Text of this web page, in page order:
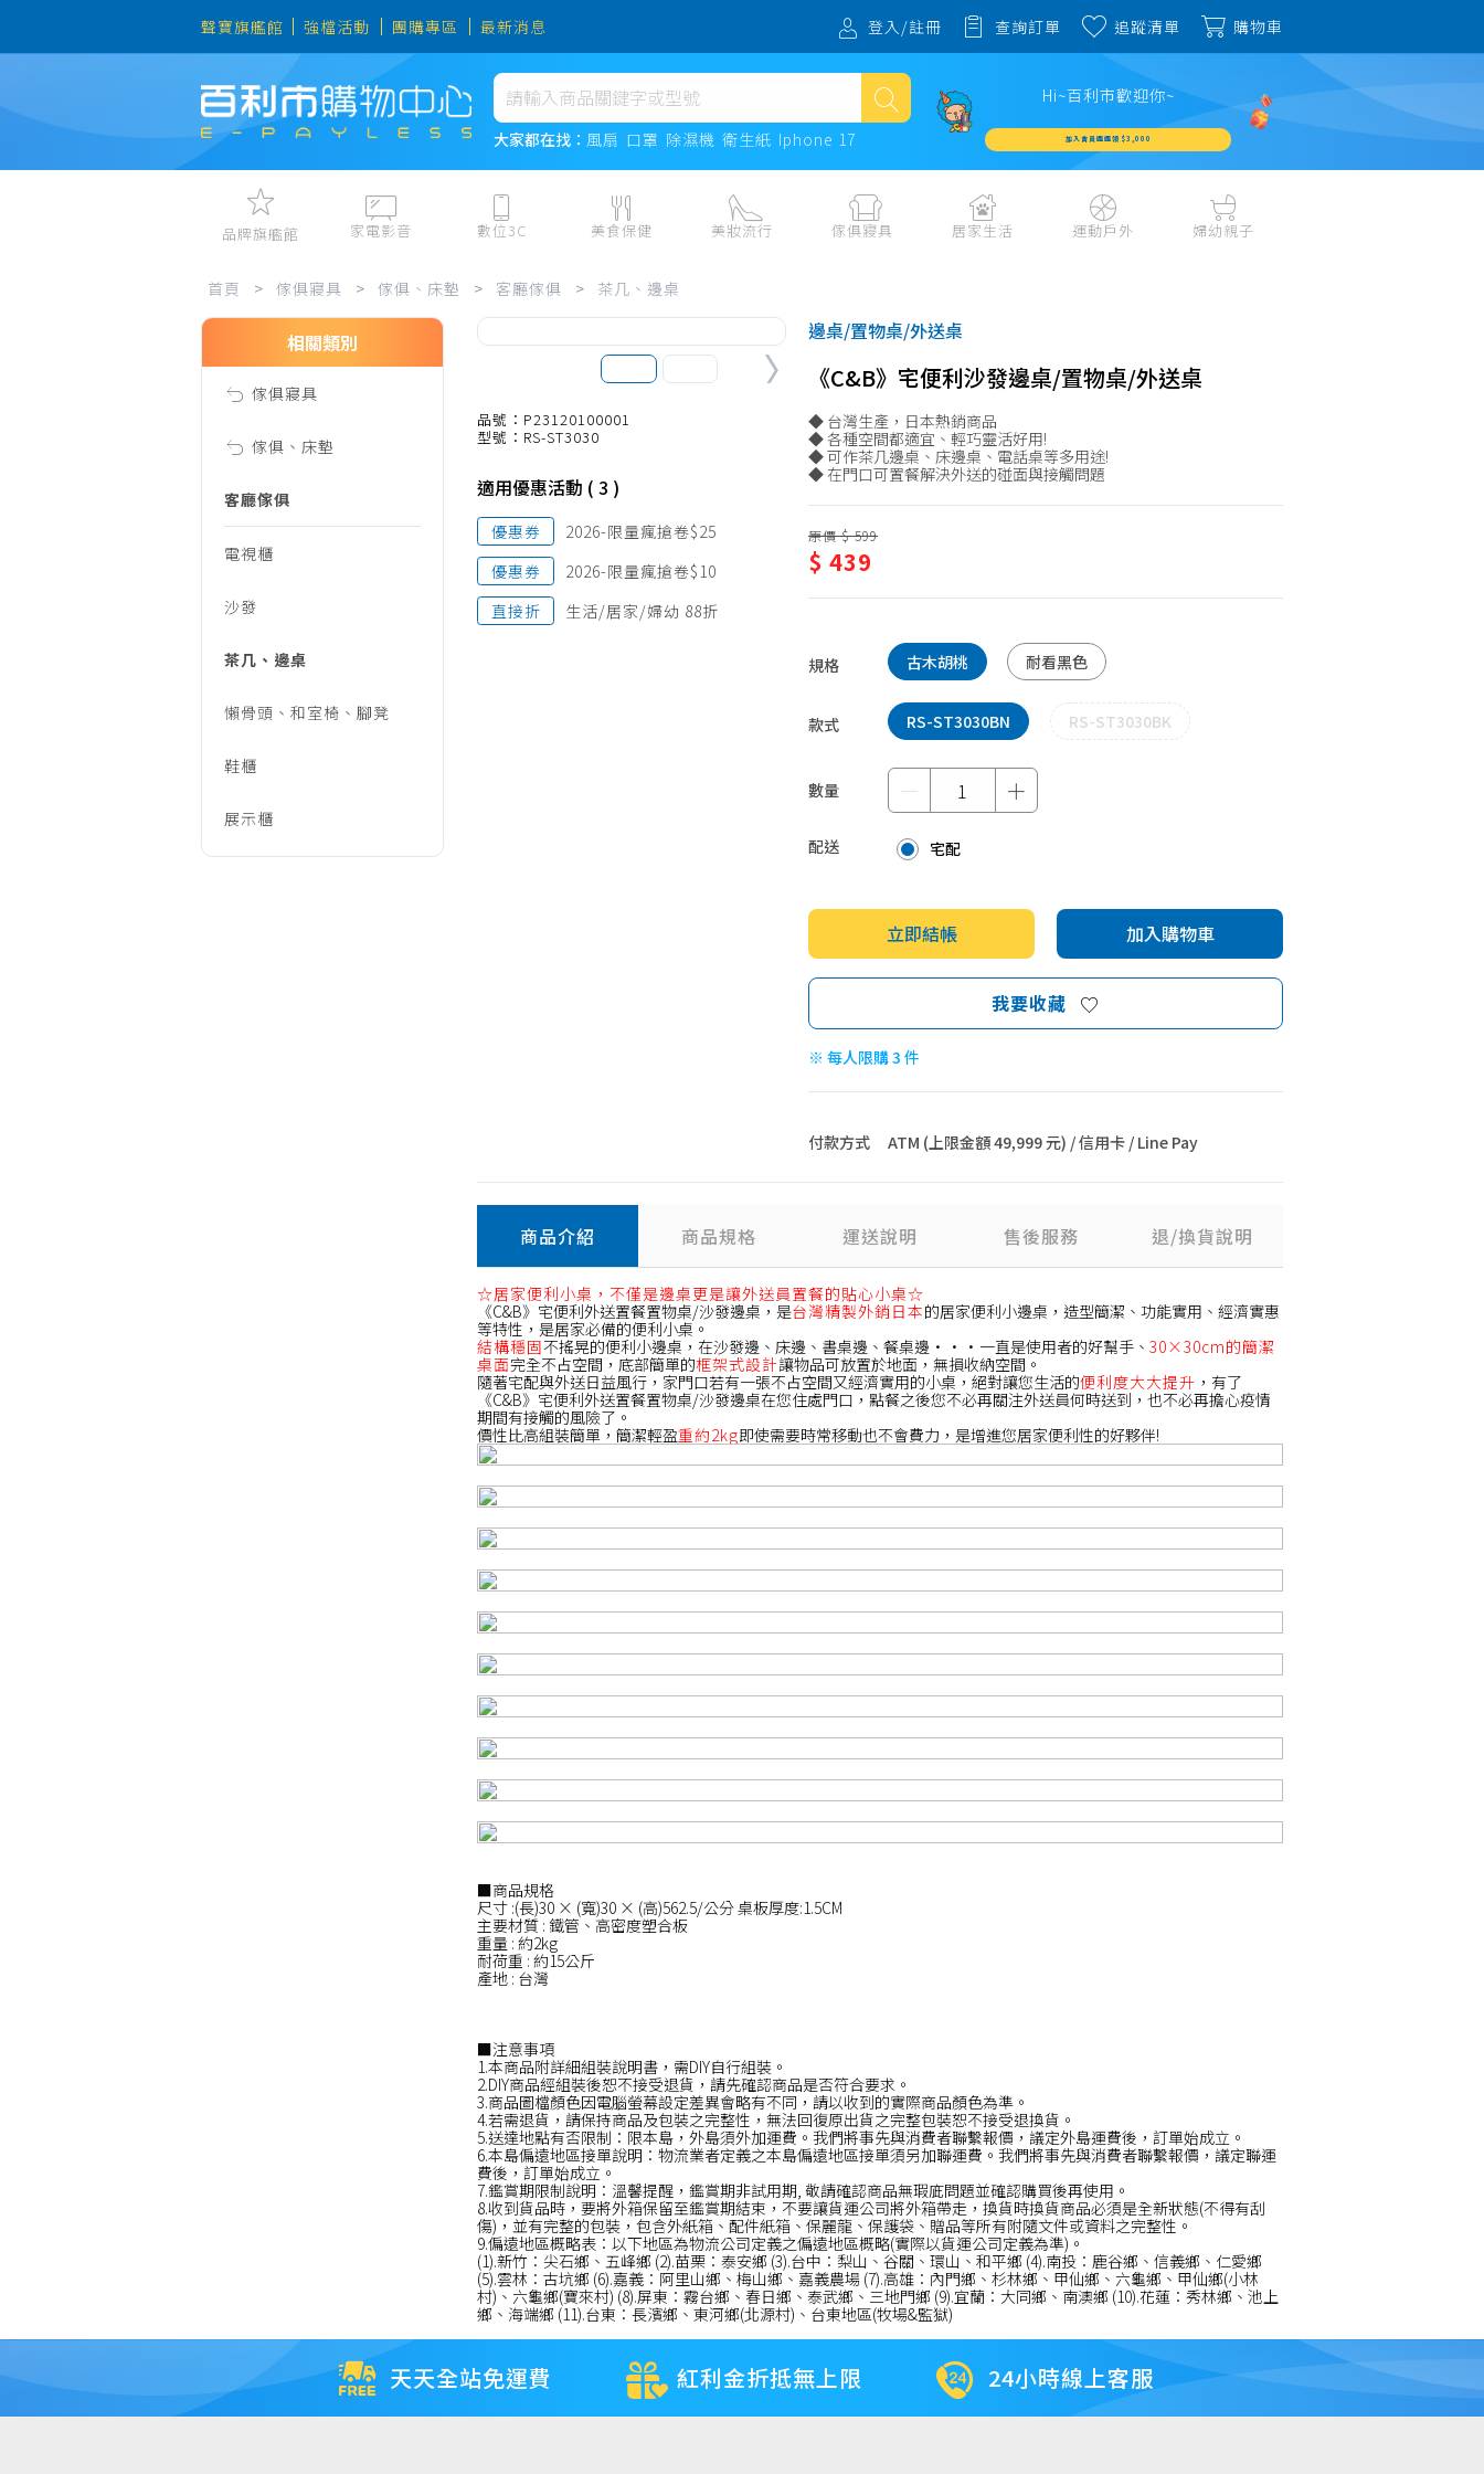
聲寶旗艦館 強檔活動 團購專區 最新消息 登入/註冊 查詢訂單 追蹤清單 購物車
大家都在找： 風扇 口罩 除濕機 衛生紙 Iphone 17
熱門搜尋
風扇
口罩
衛生紙
Iphone 17
Hi~百利市歡迎你~
加入會員週週領 $3,000
品牌旗艦館 家電影音
電冰箱、冷凍櫃
清淨機、除濕機
生活家電
數位3C
數位周邊
筆電、桌機
美食保健
紙本票券
水、飲料、沖泡
民生食材、烹飪調味
熟食、小吃、滷味
零食、果乾、肉乾
蛋糕甜點、冰品
生鮮、蔬果 (免稅)
生鮮、蔬果 (應稅)
美妝流行
流行配飾
傢俱寢具
寢具
傢飾百貨
衛浴
居家裝修
開運
居家生活
餐廚
生活其他用品
成人用品🔞
寵物飼料、寵物用品
運動戶外
健身、運動器材
運動配件、護具
自行車、電動車系列
婦幼親子
外出用品
首頁 > 傢俱寢具 > 傢俱、床墊 > 客廳傢俱 > 茶几、邊桌
相關類別
傢俱寢具
傢俱、床墊
客廳傢俱
電視櫃
沙發
茶几、邊桌
懶骨頭、和室椅、腳凳
鞋櫃
展示櫃
品號：P23120100001
型號：RS-ST3030
適用優惠活動 ( 3 )
優惠券
2026-限量瘋搶卷$25
優惠券
2026-限量瘋搶卷$10
直接折
生活/居家/婦幼 88折
邊桌/置物桌/外送桌
《C&B》宅便利沙發邊桌/置物桌/外送桌
◆ 台灣生產，日本熱銷商品
◆ 各種空間都適宜、輕巧靈活好用!
◆ 可作茶几邊桌、床邊桌、電話桌等多用途!
◆ 在門口可置餐解決外送的碰面與接觸問題
原價 $ 599
$ 439
規格 古木胡桃 耐看黑色
款式 RS-ST3030BN RS-ST3030BK
數量 － ＋
配送 宅配
立即結帳 加入購物車
我要收藏
※ 每人限購 3 件
付款方式 ATM (上限金額 49,999 元) / 信用卡 / Line Pay
商品介紹 商品規格 運送說明 售後服務 退/換貨說明
☆居家便利小桌，不僅是邊桌更是讓外送員置餐的貼心小桌☆
《C&B》宅便利外送置餐置物桌/沙發邊桌，是台灣精製外銷日本的居家便利小邊桌，造型簡潔、功能實用、經濟實惠
等特性，是居家必備的便利小桌。
結構穩固不搖晃的便利小邊桌，在沙發邊、床邊、書桌邊、餐桌邊···一直是使用者的好幫手、 30×30cm的簡潔
桌面完全不占空間，底部簡單的框架式設計讓物品可放置於地面，無損收納空間。
隨著宅配與外送日益風行，家門口若有一張不占空間又經濟實用的小桌，絕對讓您生活的便利度大大提升 ，有了
《C&B》宅便利外送置餐置物桌/沙發邊桌在您住處門口，點餐之後您不必再關注外送員何時送到，也不必再擔心疫情
期間有接觸的風險了。
價性比高組裝簡單，簡潔輕盈重約2kg即使需要時常移動也不會費力，是增進您居家便利性的好夥伴!
■商品規格
尺寸 :(長)30 × (寬)30 × (高)562.5/公分 桌板厚度:1.5CM
主要材質 : 鐵管、高密度塑合板
重量 : 約2kg
耐荷重 : 約15公斤
產地 : 台灣
■注意事項
1.本商品附詳細組裝說明書，需DIY自行組裝。
2.DIY商品經組裝後恕不接受退貨，請先確認商品是否符合要求。
3.商品圖檔顏色因電腦螢幕設定差異會略有不同，請以收到的實際商品顏色為準。
4.若需退貨，請保持商品及包裝之完整性，無法回復原出貨之完整包裝恕不接受退換貨。
5.送達地點有否限制：限本島，外島須外加運費。我們將事先與消費者聯繫報價，議定外島運費後，訂單始成立。
6.本島偏遠地區接單說明：物流業者定義之本島偏遠地區接單須另加聯運費。我們將事先與消費者聯繫報價，議定聯運
費後，訂單始成立。
7.鑑賞期限制說明：溫馨提醒，鑑賞期非試用期, 敬請確認商品無瑕庛問題並確認購買後再使用。
8.收到貨品時，要將外箱保留至鑑賞期結束，不要讓貨運公司將外箱帶走，換貨時換貨商品必須是全新狀態(不得有刮
傷)，並有完整的包裝，包含外紙箱、配件紙箱、保麗龍、保護袋、贈品等所有附隨文件或資料之完整性。
9.偏遠地區概略表：以下地區為物流公司定義之偏遠地區概略(實際以貨運公司定義為準)。
(1).新竹：尖石鄉、五峰鄉 (2).苗栗：泰安鄉 (3).台中：梨山、谷關、環山、和平鄉 (4).南投：鹿谷鄉、信義鄉、仁愛鄉
(5).雲林：古坑鄉 (6).嘉義：阿里山鄉、梅山鄉、嘉義農場 (7).高雄：內門鄉、杉林鄉、甲仙鄉、六龜鄉、甲仙鄉(小林
村)、六龜鄉(寶來村) (8).屏東：霧台鄉、春日鄉、泰武鄉、三地門鄉 (9).宜蘭：大同鄉、南澳鄉 (10).花蓮：秀林鄉、池上
鄉、海端鄉 (11).台東：長濱鄉、東河鄉(北源村)、台東地區(牧場&監獄)
天天全站免運費 紅利金折抵無上限 24小時線上客服